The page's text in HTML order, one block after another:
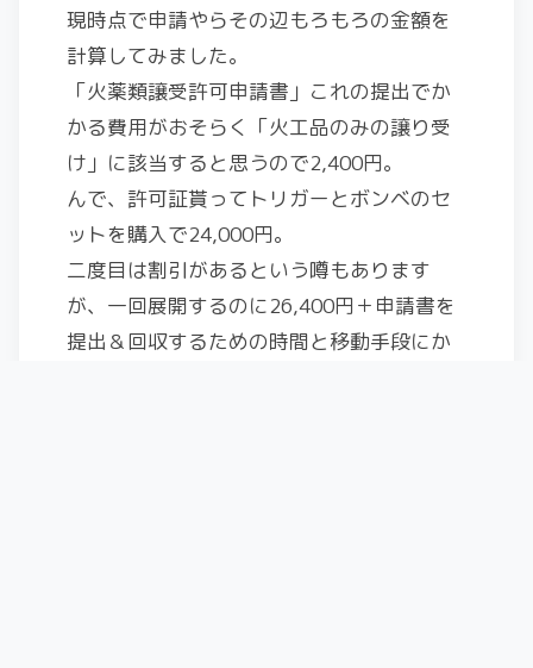
現時点で申請やらその辺もろもろの金額を
計算してみました。
「火薬類譲受許可申請書」これの提出でか
かる費用がおそらく「火工品のみの譲り受
け」に該当すると思うので2,400円。
んで、許可証貰ってトリガーとボンベのセ
ットを購入で24,000円。
二度目は割引があるという噂もあります
が、一回展開するのに26,400円＋申請書を
提出＆回収するための時間と移動手段にか